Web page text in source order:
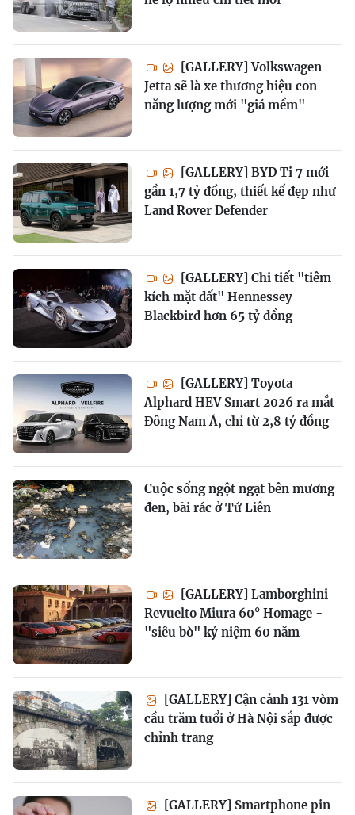
[GALLERY] Volkswagen
Jetta sẽ là xe thương hiệu con
năng lượng mới "giá mềm"
[GALLERY] BYD Ti 7 mới
gần 1,7 tỷ đồng, thiết kế đẹp như
Land Rover Defender
[GALLERY] Chi tiết "tiêm
kích mặt đất" Hennessey
Blackbird hơn 65 tỷ đồng
[GALLERY] Toyota
Alphard HEV Smart 2026 ra mắt
Đông Nam Á, chỉ từ 2,8 tỷ đồng
Cuộc sống ngột ngạt bên mương
đen, bãi rác ở Tứ Liên
[GALLERY] Lamborghini
Revuelto Miura 60° Homage -
"siêu bò" kỷ niệm 60 năm
[GALLERY] Cận cảnh 131 vòm
cầu trăm tuổi ở Hà Nội sắp được
chỉnh trang
[GALLERY] Smartphone pin